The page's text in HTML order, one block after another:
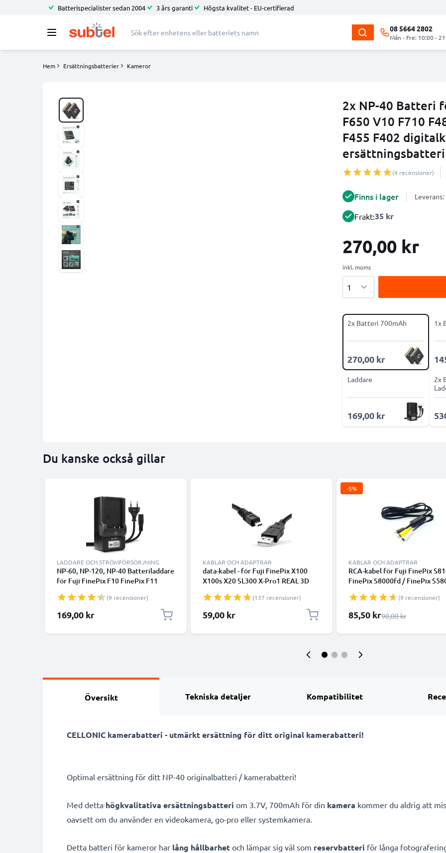
Batterispecialister sedan 2004 3 års garanti Högsta kvalitet - EU-certifierad
08 5664 2802
Mån - Fre: 10:00 -
Hem Ersättningsbatterier Kameror
2x NP-40 Batteri
F650 V10 F710
F455 F402
(4 recensioner)
Finns i lager
Frakt:35 kr
270,00 kr
inkl. moms
2x Batteri 700mAh
270,00 kr
1x
Laddare
169,00 kr
2x
Du kanske också gillar
LADDARE OCH STRÖMFÖRSÖRJNING
NP-60, NP-120, NP-40 Batteriladdare
för Fuji FinePix F10 FinePix F11
F601 FinePix M603 Kamerabatterier
från CELLONIC
(9 recensioner)
169,00 kr
KABLAR OCH ADAPTRAR
data-kabel - för Fuji FinePix X100
X100s X20 SL300 X-Pro1 REAL 3D
kamera - 1.5m PVC Datakabel svart
(137 recensioner)
59,00 kr
-5%
KABLAR OCH ADAPTRAR
RCA-kabel för Fuji FinePix
FinePix S8000fd / FinePix
DVD, Blu-Ray, Kamera, Konsol
AV-kabel, RCA-kontakt,
Audio-Video
(9 recensioner)
Specialpris
85,50 krOrdinarie pris
90,00 kr
Översikt Tekniska detaljer Kompatibilitet
CELLONIC kamerabatteri - utmärkt ersättning för ditt original kamerabatteri!
Optimal ersättning för ditt NP-40 originalbatteri / kamerabatteri!
Med detta högkvalitativa ersättningsbatteri om 3.7V, 700mAh för din kamera kommer du aldrig att
oavsett om du använder en videokamera, go-pro eller systemkamera.
Detta batteri för kameror har lång hållbarhet och lämpar sig väl som reservbatteri för långa